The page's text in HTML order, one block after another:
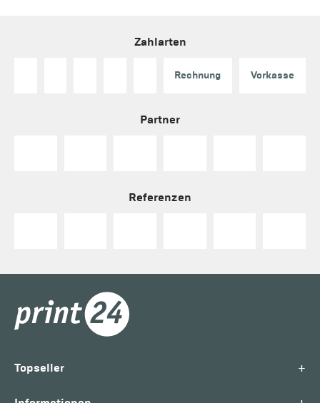
Zahlarten
Rechnung Vorkasse
Partner
Referenzen
Topseller +